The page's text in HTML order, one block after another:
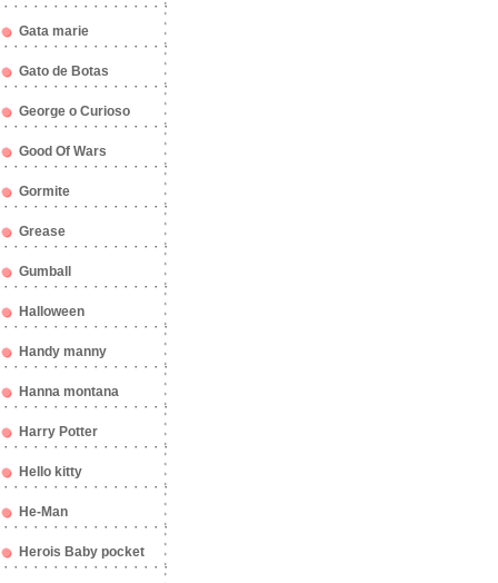
Gata marie
Gato de Botas
George o Curioso
Good Of Wars
Gormite
Grease
Gumball
Halloween
Handy manny
Hanna montana
Harry Potter
Hello kitty
He-Man
Herois Baby pocket